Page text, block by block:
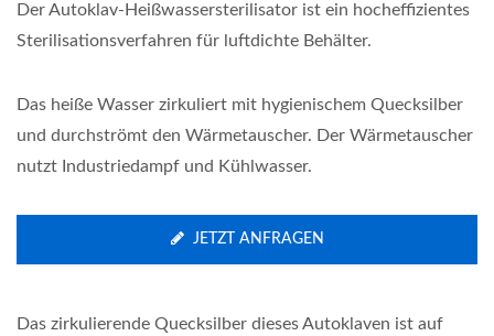
Der Autoklav-Heißwassersterilisator ist ein hocheffizientes
Sterilisationsverfahren für luftdichte Behälter.
Das heiße Wasser zirkuliert mit hygienischem Quecksilber
und durchströmt den Wärmetauscher. Der Wärmetauscher
nutzt Industriedampf und Kühlwasser.
JETZT ANFRAGEN
Das zirkulierende Quecksilber dieses Autoklaven ist auf